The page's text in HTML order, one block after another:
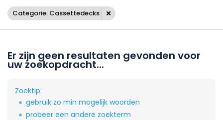
Categorie: Cassettedecks
Er zijn geen resultaten gevonden voor
uw zoekopdracht...
Zoektip:
gebruik zo min mogelijk woorden
probeer een andere zoekterm